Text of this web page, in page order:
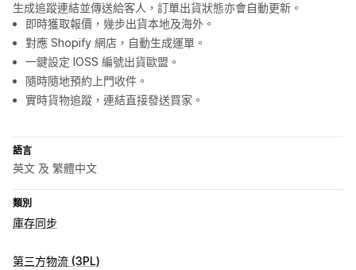
生成追蹤連結並傳送給客人，訂單出貨狀態亦會自動更新。
即時獲取報價，幾步出貨本地及海外。
對應 Shopify 網店，自動生成運單。
一鍵設定 IOSS 編號出貨歐盟。
隨時隨地預約上門收件。
實時貨物追蹤，連結直接發送買家。
語言
英文 及 繁體中文
類別
庫存同步
第三方物流 (3PL)